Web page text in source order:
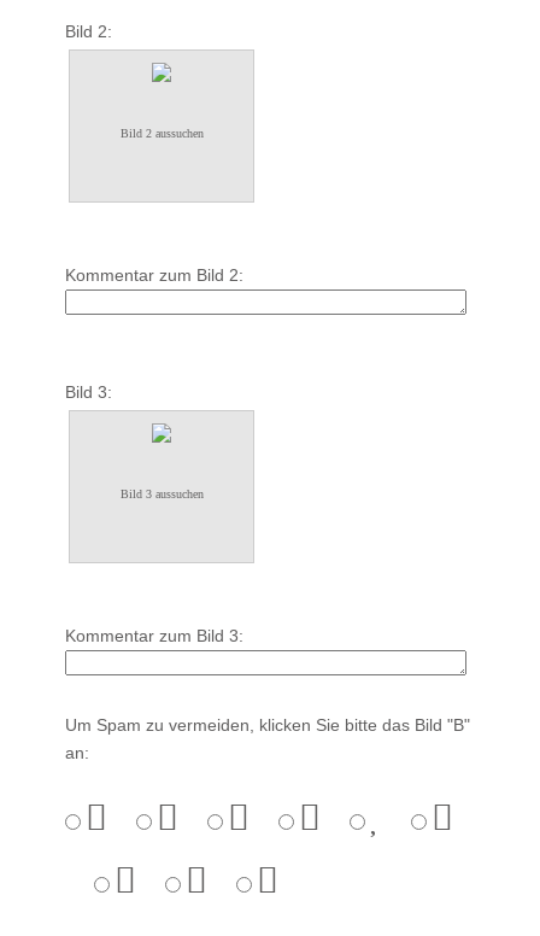
Bild 2:
Bild 2 aussuchen
Kommentar zum Bild 2:
Bild 3:
Bild 3 aussuchen
Kommentar zum Bild 3:
Um Spam zu vermeiden, klicken Sie bitte das Bild "B"
an: